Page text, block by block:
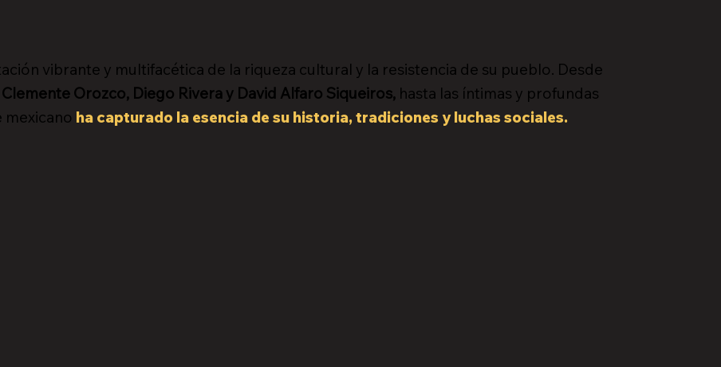
vibrante y multifacética de la riqueza cultural y la resistencia de su pueblo. Desde
Orozco, Diego Rivera y David Alfaro Siqueiros, hasta las íntimas y profundas
mexicano ha capturado la esencia de su historia, tradiciones y luchas sociales.